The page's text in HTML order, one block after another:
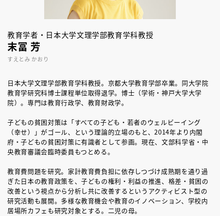
教育学者・日本大学文理学部教育学科教授
末冨 芳
すえとみ かおり
日本大学文理学部教育学科教授。京都大学教育学部卒業。同大学院
教育学研究科博士課程単位取得退学。博士（学術・神戸大学大学
院）。専門は教育行政学、教育財政学。
子どもの貧困対策は「すべての子ども・若者のウェルビーイング
（幸せ）」がゴール、という理論的立場のもと、2014年より内閣
府・子どもの貧困対策に有識者として参画。現在、文部科学省・中
央教育審議会臨時委員もつとめる。
教育費問題を研究。家計教育費負担に依存しつづけ成熟期を通り過
ぎた日本の教育政策を、子どもの権利・利益の推進、格差・貧困の
改善という視点から分析し共に改善するというアクティビスト型の
研究活動も展開。多様な教育機会や教育のイノベーション、学校内
居場所カフェも研究対象とする。二児の母。